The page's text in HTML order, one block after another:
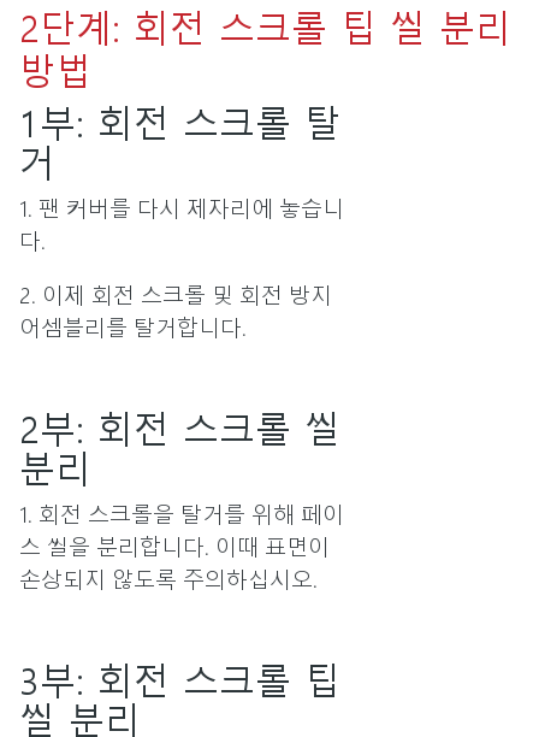
2단계: 회전 스크롤 팁 씰 분리
방법
1부: 회전 스크롤 탈
거
1. 팬 커버를 다시 제자리에 놓습니
다.
2. 이제 회전 스크롤 및 회전 방지
어셈블리를 탈거합니다.
2부: 회전 스크롤 씰
분리
1. 회전 스크롤을 탈거를 위해 페이
스 씰을 분리합니다. 이때 표면이
손상되지 않도록 주의하십시오.
3부: 회전 스크롤 팁
씰 분리